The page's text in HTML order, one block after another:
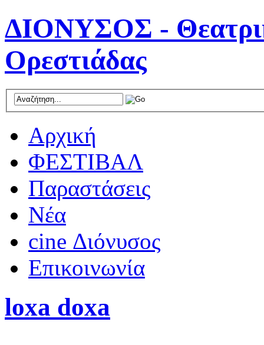
ΔΙΟΝΥΣΟΣ -
Ορεστιάδας
Αρχική
ΦΕΣΤΙΒΑΛ
Παραστάσεις
Νέα
cine Διόνυσος
Επικοινωνία
loxa doxa